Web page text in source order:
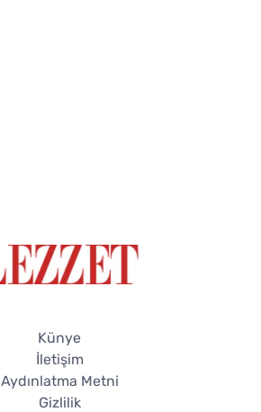
Künye
İletişim
Aydınlatma Metni
Gizlilik